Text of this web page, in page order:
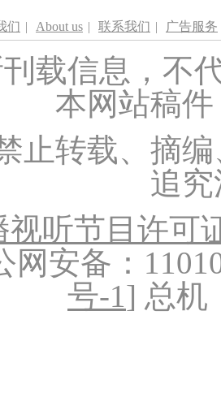
们 | About us | 联系我们 | 广告服务
载信息，不
本网站稿
止转载、摘
追
视听节目许可
网安备：
号-1] 总机